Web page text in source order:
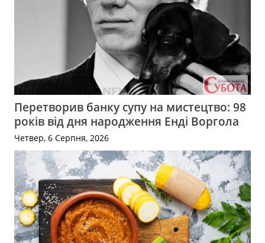
Перетворив банку супу на мистецтво: 98
років від дня народження Енді Воргола
Четвер, 6 Серпня, 2026